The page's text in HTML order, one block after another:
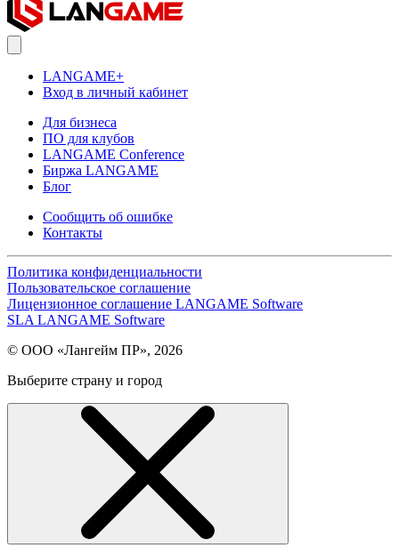
LANGAME+
Вход в личный кабинет
Для бизнеса
ПО для клубов
LANGAME Conference
Биржа LANGAME
Блог
Сообщить об ошибке
Контакты
Политика конфиденциальности
Пользовательское соглашение
Лицензионное соглашение LANGAME Software
SLA LANGAME Software
© ООО «Лангейм ПР», 2026
Выберите страну и город